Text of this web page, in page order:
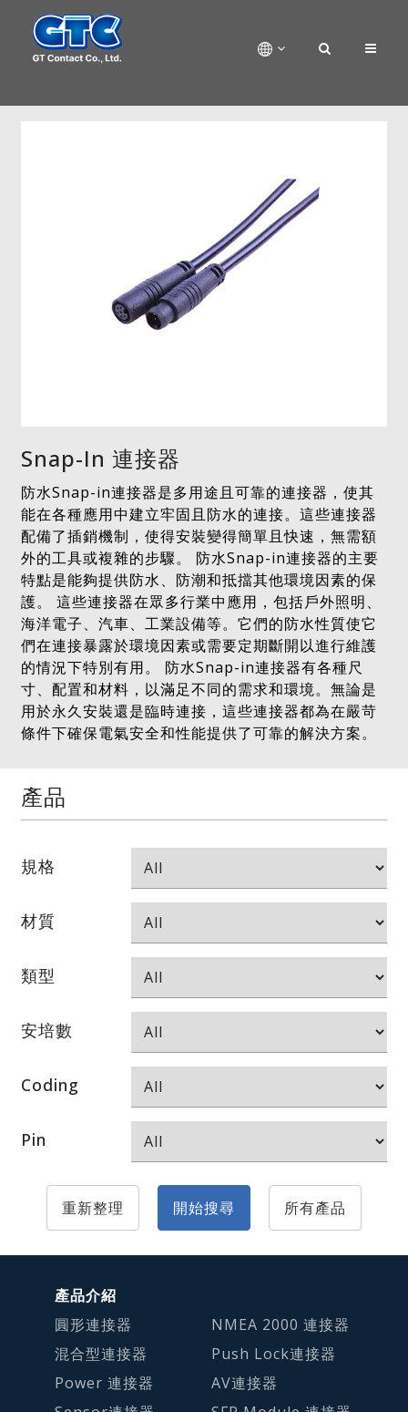
Snap-In 連接器
防水Snap-in連接器是多用途且可靠的連接器，使其
能在各種應用中建立牢固且防水的連接。這些連接器
配備了插銷機制，使得安裝變得簡單且快速，無需額
外的工具或複雜的步驟。 防水Snap-in連接器的主要
特點是能夠提供防水、防潮和抵擋其他環境因素的保
護。 這些連接器在眾多行業中應用，包括戶外照明、
海洋電子、汽車、工業設備等。它們的防水性質使它
們在連接暴露於環境因素或需要定期斷開以進行維護
的情況下特別有用。 防水Snap-in連接器有各種尺
寸、配置和材料，以滿足不同的需求和環境。無論是
用於永久安裝還是臨時連接，這些連接器都為在嚴苛
條件下確保電氣安全和性能提供了可靠的解決方案。
產品
規格
材質
類型
安培數
Coding
Pin
重新整理 開始搜尋 所有產品
產品介紹
圓形連接器
混合型連接器
Power 連接器
NMEA 2000 連接器
Push Lock連接器
AV連接器